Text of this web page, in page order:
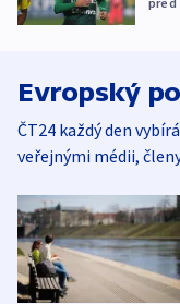
Evropský
ČT24 každý den
veřejnými médii,